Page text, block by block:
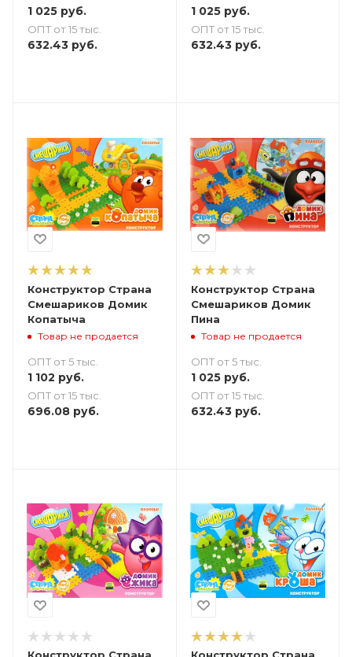
1 025 руб.
ОПТ от 15 тыс.
632.43 руб.
1 025руб.
ОПТ от 15 тыс.
632.43руб.
Конструктор Страна
Смешариков Домик
Копатыча
Товар не продается
ОПТ от 5 тыс.
1 102 руб.
ОПТ от 15 тыс.
696.08 руб.
Конструктор Страна
Смешариков Домик
Пина
Товар не продается
ОПТ от 5 тыс.
1 025руб.
ОПТ от 15 тыс.
632.43руб.